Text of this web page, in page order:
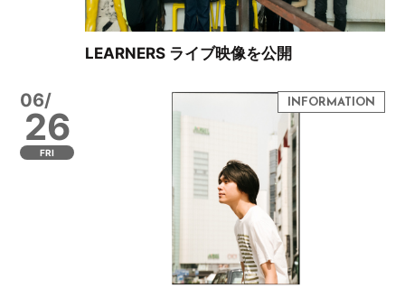
LEARNERS ライブ映像を公開
06/
26
FRI